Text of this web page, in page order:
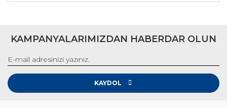
KAMPANYALARIMIZDAN HABERDAR OLUN
KAYDOL